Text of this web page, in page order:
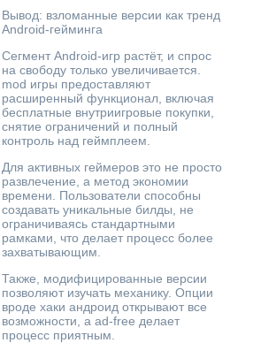
Вывод: взломанные версии как тренд
Android-гейминга
Сегмент Android-игр растёт, и спрос
на свободу только увеличивается.
mod игры предоставляют
расширенный функционал, включая
бесплатные внутриигровые покупки,
снятие ограничений и полный
контроль над геймплеем.
Для активных геймеров это не просто
развлечение, а метод экономии
времени. Пользователи способны
создавать уникальные билды, не
ограничиваясь стандартными
рамками, что делает процесс более
захватывающим.
Также, модифицированные версии
позволяют изучать механику. Опции
вроде хаки андроид открывают все
возможности, а ad-free делает
процесс приятным.